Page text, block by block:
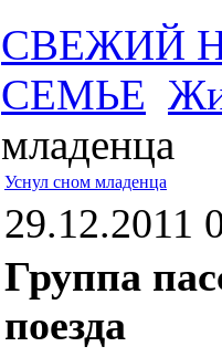
СВЕЖИЙ
СЕМЬЕ
младенца
Уснул сном младенца
29.12.2011
Группа
поезда